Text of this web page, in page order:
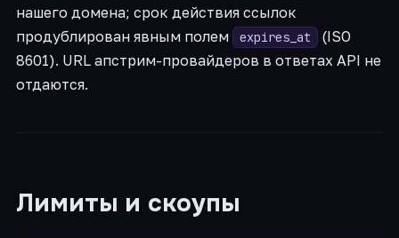
нашего домена; срок действия ссылок
продублирован явным полем
expires_at
(ISO
8601). URL апстрим-провайдеров в ответах API не
отдаются.
Лимиты и скоупы